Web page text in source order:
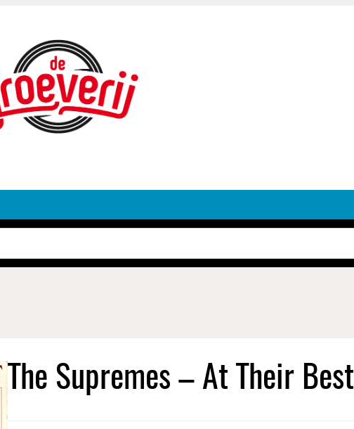
The Supremes – At Their Best